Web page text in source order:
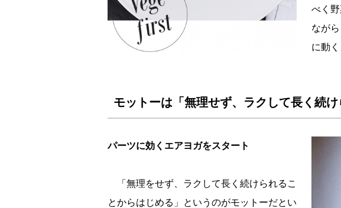
べく
なが
に動
モットーは「無理せず、ラクして長く続け
パーツに効くエアヨガをスタート
「無理をせず、ラクして長く続けられるこ
とからはじめる」というのがモットーだとい